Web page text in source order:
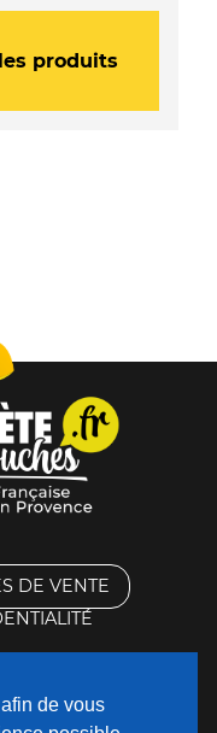
produits
DE VENTE
de vous